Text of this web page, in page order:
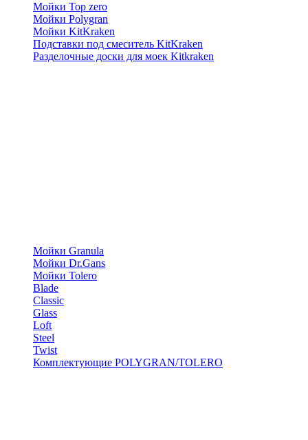
Мойки Top zero
Мойки Polygran
Мойки KitKraken
Подставки под смеситель KitKraken
Разделочные доски для моек Kitkraken
Мойки Granula
Мойки Dr.Gans
Мойки Tolero
Blade
Classic
Glass
Loft
Steel
Twist
Комплектующие POLYGRAN/TOLERO